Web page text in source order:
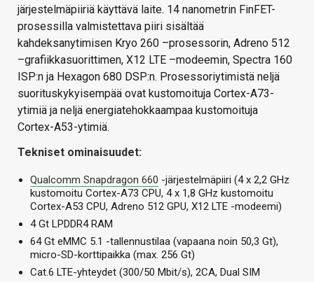
järjestelmäpiiriä käyttävä laite. 14 nanometrin FinFET-
prosessilla valmistettava piiri sisältää
kahdeksanytimisen Kryo 260 –prosessorin, Adreno 512
–grafiikkasuorittimen, X12 LTE –modeemin, Spectra 160
ISP:n ja Hexagon 680 DSP:n. Prosessoriytimistä neljä
suorituskykyisempää ovat kustomoituja Cortex-A73-
ytimiä ja neljä energiatehokkaampaa kustomoituja
Cortex-A53-ytimiä.
Tekniset ominaisuudet:
Qualcomm Snapdragon 660 -järjestelmäpiiri (4 x 2,2 GHz
kustomoitu Cortex-A73 CPU, 4 x 1,8 GHz kustomoitu
Cortex-A53 CPU, Adreno 512 GPU, X12 LTE -modeemi)
4 Gt LPDDR4 RAM
64 Gt eMMC 5.1 -tallennustilaa (vapaana noin 50,3 Gt),
micro-SD-korttipaikka (max. 256 Gt)
Cat.6 LTE-yhteydet (300/50 Mbit/s), 2CA, Dual SIM